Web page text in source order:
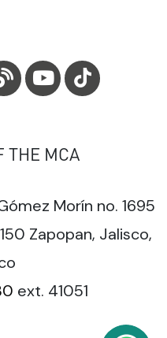
THE MCA
Morín no. 1695
Zapopan, Jalisco,
ext. 41051